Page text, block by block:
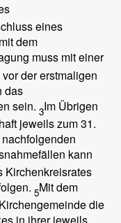
eines
dem
muss mit einer
der erstmaligen
das
sein. 3Im Übrigen
jeweils zum 31.
kann
Kirchenkreisrates
5Mit dem
die